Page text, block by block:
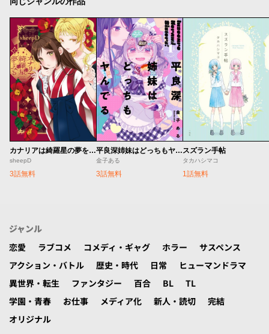
カナリアは綺羅星の夢をみる
sheepD
3話無料
平良深姉妹はどっちもヤんでる
金子ある
3話無料
スズラン手帖
タカハシマコ
1話無料
ジャンル
恋愛
ラブコメ コメディ・ギャグ ホラー
サスペンス
アクション・バトル
歴史・時代 日常
ヒューマンドラマ
異世界・転生
ファンタジー 百合 BL
TL
学園・青春
お仕事 メディア化 新人・読切
完結
オリジナル